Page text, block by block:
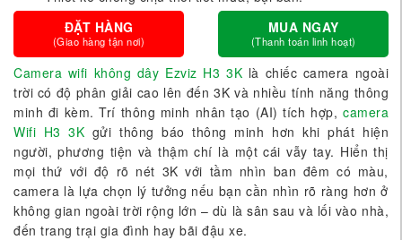
ĐẶT HÀNG
(Giao hàng tận nơi)
MUA NGAY
(Thanh toán linh hoạt)
Camera wifi không dây Ezviz H3 3K là chiếc camera ngoài
trời có độ phân giải cao lên đến 3K và nhiều tính năng thông
minh đi kèm. Trí thông minh nhân tạo (AI) tích hợp, camera
Wifi H3 3K gửi thông báo thông minh hơn khi phát hiện
người, phương tiện và thậm chí là một cái vẫy tay. Hiển thị
mọi thứ với độ rõ nét 3K với tầm nhìn ban đêm có màu,
camera là lựa chọn lý tưởng nếu bạn cần nhìn rõ ràng hơn ở
không gian ngoài trời rộng lớn – dù là sân sau và lối vào nhà,
đến trang trại gia đình hay bãi đậu xe.